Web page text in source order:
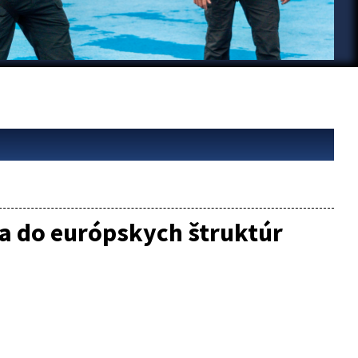
do európskych štruktúr